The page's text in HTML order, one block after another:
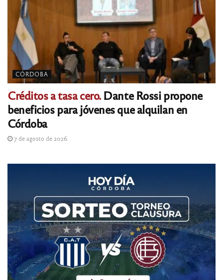
CÓRDOBA
Créditos a tasa cero.Dante Rossi propone
beneficios para jóvenes que alquilan en
Córdoba
7 de agosto de 2026